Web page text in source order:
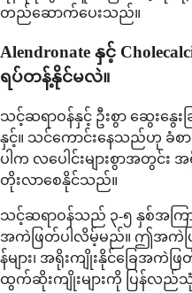
တည်ဆောက်ပေးသည်။
Alendronate နှင့်
ရပ်တန့်နိုင်မလဲ။
သင့်ဆရာဝန်နှင့် ဦးစွာ ဆွေးနွေ
နှင့်။ သင်ကောင်းနေသည်ဟု ခံ
ပါက လပေါင်းများစွာအတွင်း
တိုးလာစေနိုင်သည်။
သင့်ဆရာဝန်သည် ၃-၅ နှစ်
အကဲဖြတ်ပါလိမ့်မည်။ ဤအကဲ
န်များ၊ အရိုးကျိုးနိုင်ခြေအ
ထွက်ဆိုးကျိုးများကို ပြန်လည်